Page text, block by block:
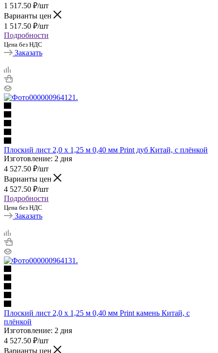
1 517.50 ₽/шт
Варианты цен
1 517.50 ₽/шт
Подробности
Цена без НДС
Заказать
Плоский лист 2,0 х 1,25 м 0,40 мм Print дуб Китай, с плёнкой
Изготовление: 2 дня
4 527.50 ₽/шт
Варианты цен
4 527.50 ₽/шт
Подробности
Цена без НДС
Заказать
Плоский лист 2,0 х 1,25 м 0,40 мм Print камень Китай, с
плёнкой
Изготовление: 2 дня
4 527.50 ₽/шт
Варианты цен